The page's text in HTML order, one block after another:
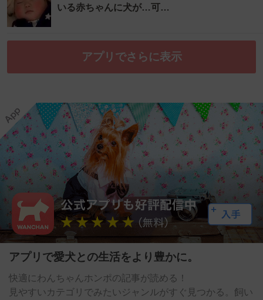
いる赤ちゃんに犬が…可…
アプリでさらに表示
アプリで愛犬との生活をより豊かに。
快適にわんちゃんホンポの記事が読める！
見やすいカテゴリでみたいジャンルがすぐ見つかる。飼い